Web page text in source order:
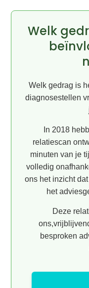
Welk
Welk gedrag is
diagnosestellen
In 2018
relatiescan
minuten van je
volledig
ons het inzicht
het
Deze
besproken